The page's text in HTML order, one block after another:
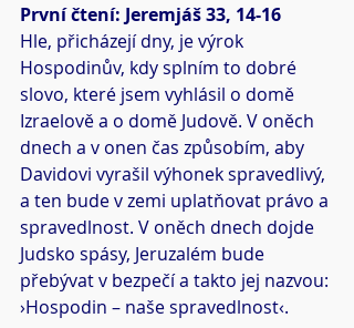
První čtení: Jeremjáš 33, 14-16
Hle, přicházejí dny, je výrok
Hospodinův, kdy splním to dobré
slovo, které jsem vyhlásil o domě
Izraelově a o domě Judově. V oněch
dnech a v onen čas způsobím, aby
Davidovi vyrašil výhonek spravedlivý,
a ten bude v zemi uplatňovat právo a
spravedlnost. V oněch dnech dojde
Judsko spásy, Jeruzalém bude
přebývat v bezpečí a takto jej nazvou:
›Hospodin – naše spravedlnost‹.